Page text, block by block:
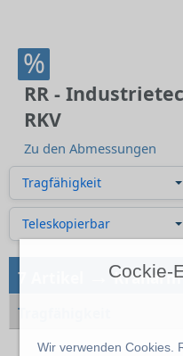
Cockie-
Wir verwenden Cookies.
%
RR -
RKV
Zu den Abmessungen
Tragfähigkeit
Teleskopierbar
7 Artikel Kranarm
Tragfähigkeit